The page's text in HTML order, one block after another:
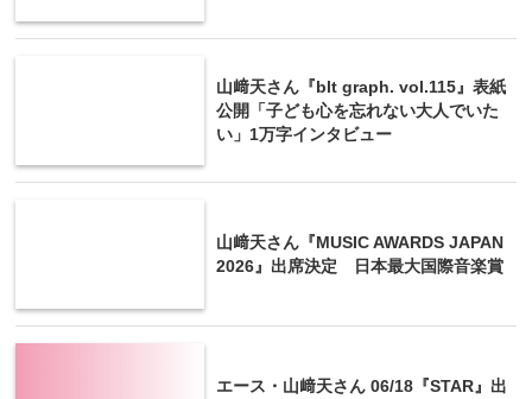
山﨑天さん『blt graph. vol.115』表紙
公開「子ども心を忘れない大人でいた
い」1万字インタビュー
山﨑天さん『MUSIC AWARDS JAPAN
2026』出席決定 日本最大国際音楽賞
エース・山﨑天さん 06/18『STAR』出